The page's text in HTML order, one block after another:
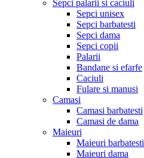
Sepci palarii si caciuli
Sepci unisex
Sepci barbatesti
Sepci dama
Sepci copii
Palarii
Bandane si efarfe
Caciuli
Fulare si manusi
Camasi
Camasi barbatesti
Camasi de dama
Maieuri
Maieuri barbatesti
Maieuri dama